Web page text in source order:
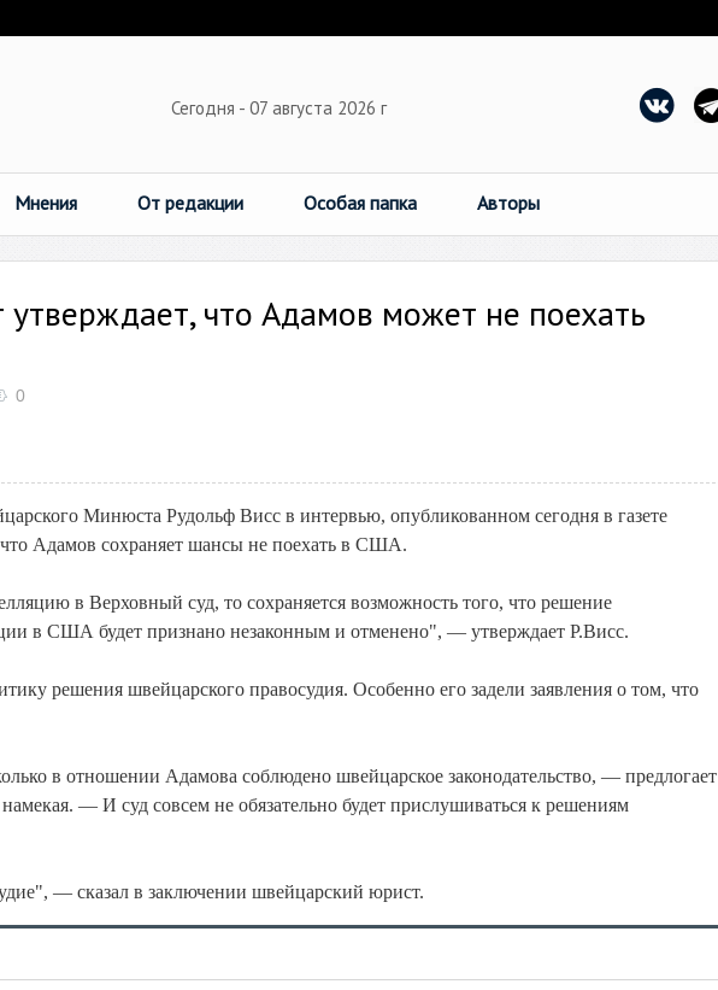
Сегодня - 07 августа 2026 г
Мнения От редакции Особая папка Авторы
что Адамов может не поехать
0
Минюста Рудольф Висс в интервью, опубликованном сегодня в газете
Адамов сохраняет шансы не поехать в США.
в Верховный суд, то сохраняется возможность того, что решение
в США будет признано незаконным и отменено", — утверждает Р.Висс.
решения швейцарского правосудия. Особенно его задели заявления о том, что
в отношении Адамова соблюдено швейцарское законодательство, — предлогает
— И суд совсем не обязательно будет прислушиваться к решениям
— сказал в заключении швейцарский юрист.